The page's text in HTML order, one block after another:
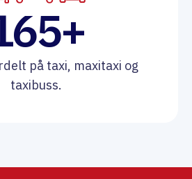
på taxi, maxitaxi og
taxibuss.